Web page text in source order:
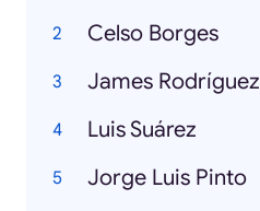
Celso Borges
James Rodríguez
Luis Suárez
Jorge Luis Pinto